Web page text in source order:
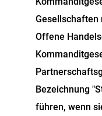
Gesellschaften
Offene
Bezeichnung
führen, wenn